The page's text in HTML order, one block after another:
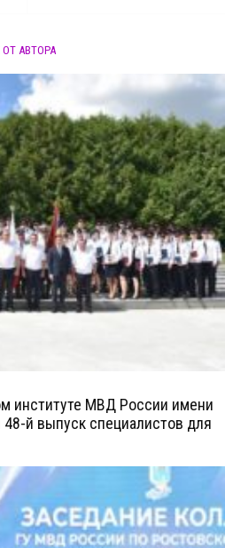
АВТОРА
институте МВД России имени
й выпуск специалистов для